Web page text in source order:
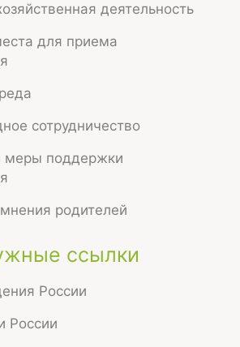
деятельность
для приема
сотрудничество
меры поддержки
родителей
ссылки
России
России